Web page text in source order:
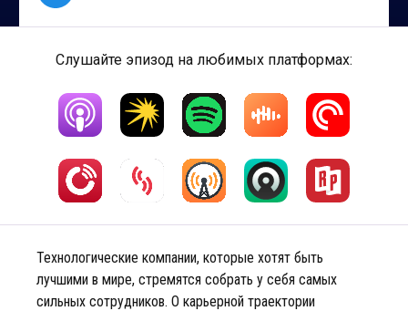
Слушайте эпизод на любимых платформах:
Технологические компании, которые хотят быть
лучшими в мире, стремятся собрать у себя самых
сильных сотрудников. О карьерной траектории